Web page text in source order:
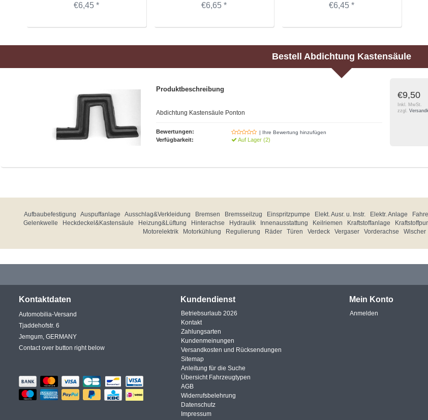
€6,45 * €6,65 * €6,45 *
Bestell Abdichtung Kastensäule
Produktbeschreibung
Abdichtung Kastensäule Ponton
Bewertungen: | Ihre Bewertung hinzufügen
Verfügbarkeit: Auf Lager (2)
€9,50
Inkl. MwSt.
zzgl.
Aufbaubefestigung Auspuffanlage Ausschlag&Verkleidung Bremsen Bremsseilzug Einspritzpumpe Elekt. Ausr. u. Instr. Elektr. Anlage
Gelenkwelle
Heckdeckel&Kastensäule Heizung&Lüftung Hinterachse Hydraulik Innenausstattung Keilriemen Kraftstoffanlage
Motorelektrik
Motorkühlung Regulierung Räder Türen Verdeck Vergaser Vorderachse Wischer
Kontaktdaten
Automobilia-Versand
Tjaddehofstr. 6
Jemgum, GERMANY
Contact over button right below
Kundendienst
Betriebsurlaub 2026
Kontakt
Zahlungsarten
Kundenmeinungen
Versandkosten und Rücksendungen
Sitemap
Anleitung für die Suche
Übersicht Fahrzeugtypen
AGB
Widerrufsbelehrung
Datenschutz
Impressum
Mein Konto
Anmelden